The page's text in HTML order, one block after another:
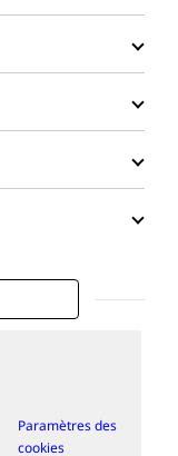
Paramètres des
cookies